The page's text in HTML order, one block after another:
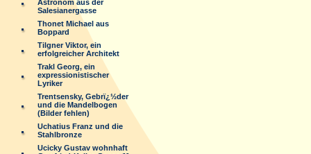
Astronom aus der
Salesianergasse
Thonet Michael aus
Boppard
Tilgner Viktor, ein
erfolgreicher Architekt
Trakl Georg, ein
expressionistischer
Lyriker
Trentsensky, Gebrï¿½der
und die Mandelbogen
(Bilder fehlen)
Uchatius Franz und die
Stahlbronze
Ucicky Gustav wohnhaft